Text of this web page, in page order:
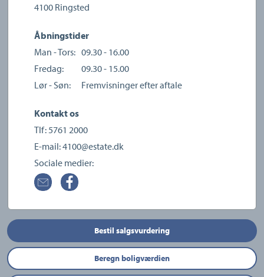
4100 Ringsted
Åbningstider
Man - Tors: 09.30 - 16.00
Fredag:
09.30 - 15.00
Lør - Søn:
Fremvisninger efter aftale
Kontakt os
Tlf:5761 2000
E-mail:4100@estate.dk
Sociale medier:
Bestil salgsvurdering
Beregn boligværdien